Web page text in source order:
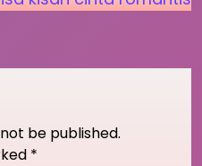
be published.
*